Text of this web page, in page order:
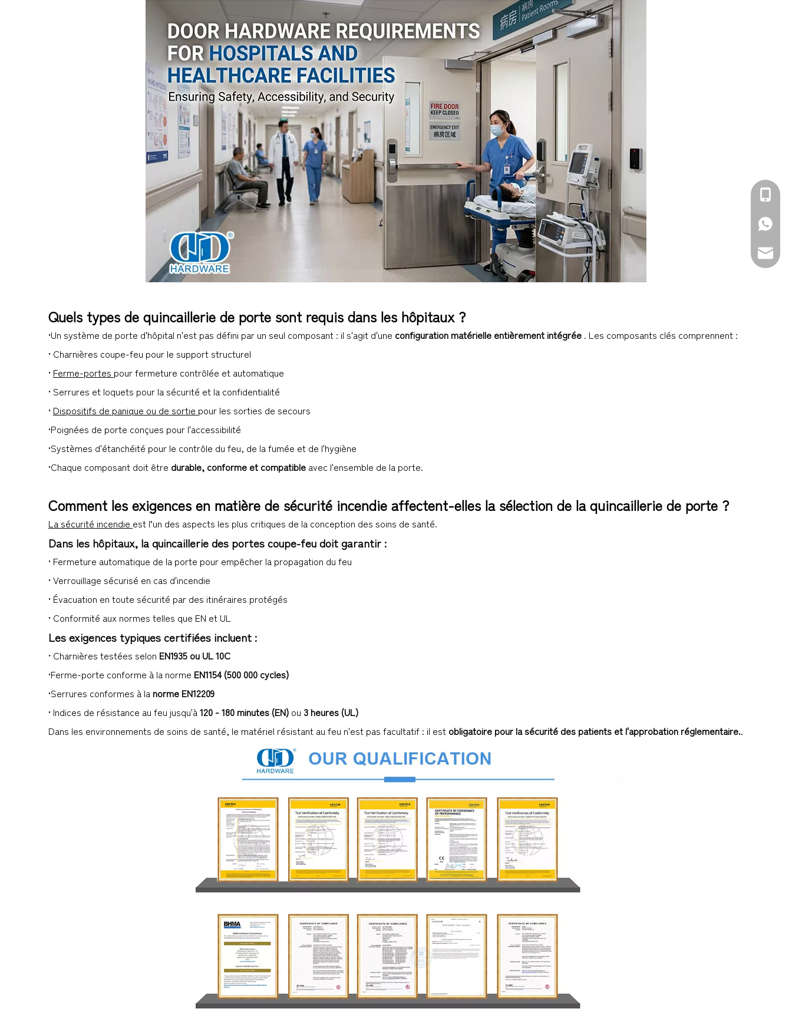
Quels types de quincaillerie de porte sont requis dans les hôpitaux ?
•Un système de porte d'hôpital n'est pas défini par un seul composant : il s'agit d'une configuration matérielle entièrement intégrée . Les composants clés comprennent :
• Charnières coupe-feu pour le support structurel
• Ferme-portes pour fermeture contrôlée et automatique
• Serrures et loquets pour la sécurité et la confidentialité
• Dispositifs de panique ou de sortie pour les sorties de secours
•Poignées de porte conçues pour l'accessibilité
•Systèmes d'étanchéité pour le contrôle du feu, de la fumée et de l'hygiène
•Chaque composant doit être durable, conforme et compatible avec l'ensemble de la porte.
Comment les exigences en matière de sécurité incendie affectent-elles la sélection de la quincaillerie de porte ?
La sécurité incendie est l’un des aspects les plus critiques de la conception des soins de santé.
Dans les hôpitaux, la quincaillerie des portes coupe-feu doit garantir :
• Fermeture automatique de la porte pour empêcher la propagation du feu
• Verrouillage sécurisé en cas d'incendie
• Évacuation en toute sécurité par des itinéraires protégés
• Conformité aux normes telles que EN et UL
Les exigences typiques certifiées incluent :
• Charnières testées selon EN1935 ou UL 10C
•Ferme-porte conforme à la norme EN1154 (500 000 cycles)
•Serrures conformes à la norme EN12209
• Indices de résistance au feu jusqu'à120 - 180 minutes (EN) ou 3 heures (UL)
Dans les environnements de soins de santé, le matériel résistant au feu n'est pas facultatif : il est obligatoire pour la sécurité des patients et l'approbation réglementaire..
+86-
+86-